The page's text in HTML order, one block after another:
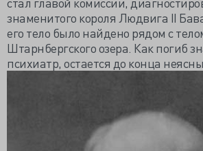
знаменитого короля Людвига II
его тело было найдено рядом с
Штарнбергского озера. Как погиб
психиатр, остается до конца